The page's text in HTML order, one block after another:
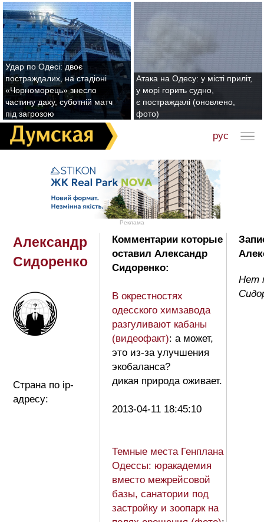
Удар по Одесі: двоє
постраждалих, на стадіоні
«Чорноморець» знесло
частину даху, суботній матч
під загрозою
Атака на Одесу: у місті приліт,
у морі горить судно,
є постраждалі (оновлено,
фото)
рус
Реклама
Александр
Сидоренко
Страна по ip-
адресу:
Комментарии которые
оставил Александр
Сидоренко:
В окрестностях
одесского химзавода
разгуливают кабаны
(видеофакт): а может,
это из-за улучшения
экобаланса?
дикая природа оживает.
2013-04-11 18:45:10
Темные места Генплана
Одессы: юракадемия
вместо межрейсовой
базы, санатории под
застройку и зоопарк на
Нет